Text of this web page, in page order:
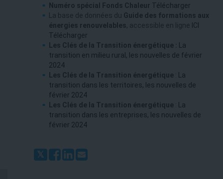
Numéro spécial Fonds Chaleur Télécharger
La base de données du Guide des formations aux
énergies renouvelables, accessible en ligne ICI
Télécharger
Les Clés de la Transition énergétique :
La
transition en milieu rural, les nouvelles de février
2024
Les Clés de la Transition énergétique
La
transition dans les territoires, les nouvelles de
février 2024
Les Clés de la Transition énergétique
La
transition dans les entreprises, les nouvelles de
février 2024